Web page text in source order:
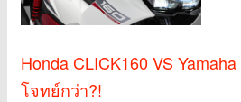
Honda CLICK160 VS
โจทย์กว่า?!